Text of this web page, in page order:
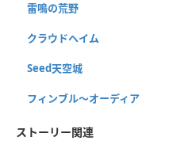
雷鳴の荒野
クラウドヘイム
Seed天空城
フィンブル〜オーディア
ストーリー関連